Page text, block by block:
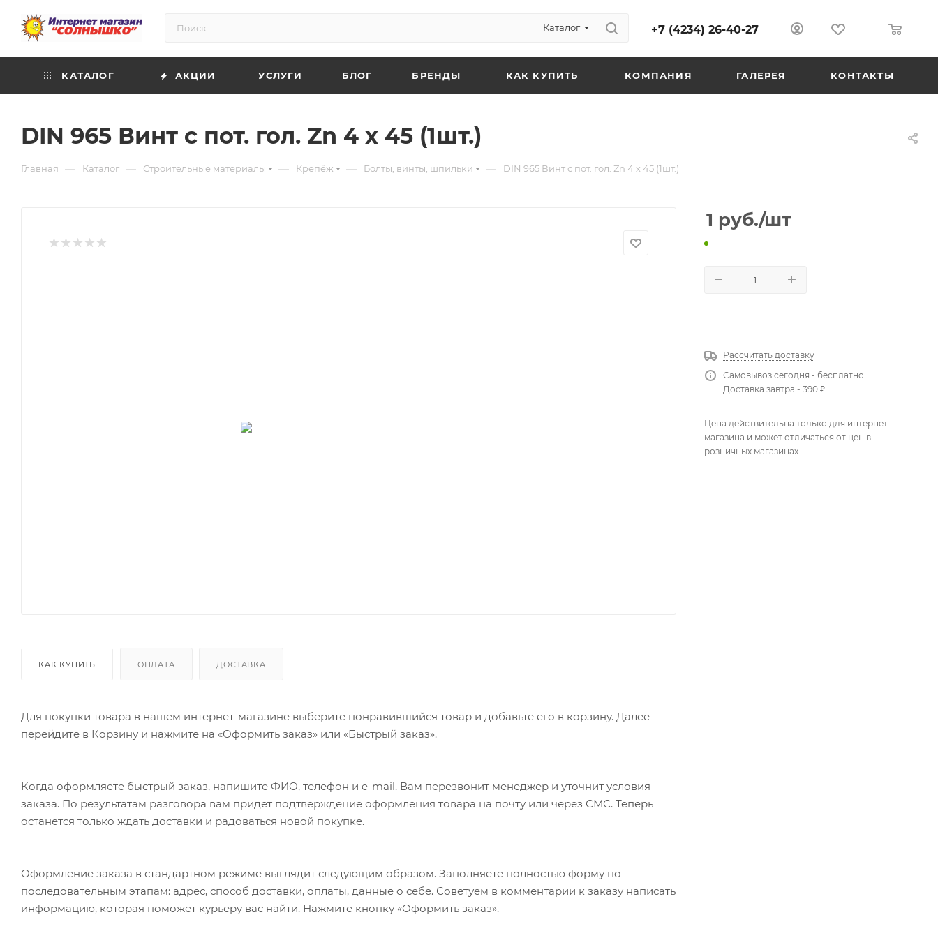
Каталог +7 (4234) 26-40-27
КАТАЛОГ АКЦИИ УСЛУГИ БЛОГ БРЕНДЫ КАК КУПИТЬ КОМПАНИЯ ГАЛЕРЕЯ КОНТАКТЫ
DIN 965 Винт с пот. гол. Zn 4 х 45 (1шт.)
Главная — Каталог — Строительные материалы — Крепёж — Болты, винты, шпильки — DIN 965 Винт с пот. гол. Zn 4 х 45 (1шт.)
КАК КУПИТЬ ОПЛАТА ДОСТАВКА
Для покупки товара в нашем интернет-магазине выберите понравившийся товар и добавьте его в корзину. Далее
перейдите в Корзину и нажмите на «Оформить заказ» или «Быстрый заказ».
Когда оформляете быстрый заказ, напишите ФИО, телефон и e-mail. Вам перезвонит менеджер и уточнит условия
заказа. По результатам разговора вам придет подтверждение оформления товара на почту или через СМС. Теперь
останется только ждать доставки и радоваться новой покупке.
Оформление заказа в стандартном режиме выглядит следующим образом. Заполняете полностью форму по
последовательным этапам: адрес, способ доставки, оплаты, данные о себе. Советуем в комментарии к заказу написать
информацию, которая поможет курьеру вас найти. Нажмите кнопку «Оформить заказ».
1 руб./шт
Рассчитать доставку
Самовывоз сегодня - бесплатно
Доставка завтра - 390 ₽
Цена действительна только для интернет-
магазина и может отличаться от цен в
розничных магазинах